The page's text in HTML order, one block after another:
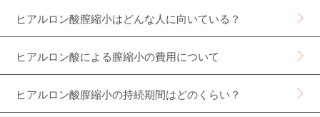
ヒアルロン酸膣縮小はどんな人に向いている？
ヒアルロン酸による膣縮小の費用について
ヒアルロン酸膣縮小の持続期間はどのくらい？